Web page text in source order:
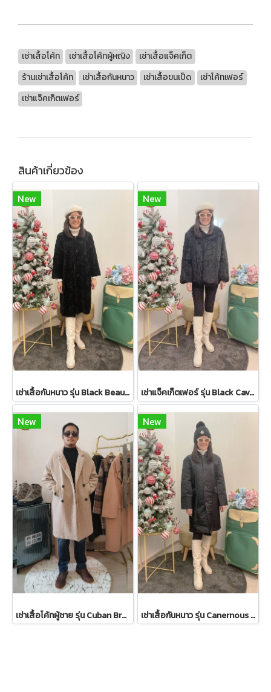
เช่าเสื้อโค้ท เช่าเสื้อโค้ทผู้หญิง
เช่าเสื้อแจ็คเก็ต
ร้านเช่าเสื้อโค้ท
เช่าเสื้อกันหนาว เช่าเสื้อขนเป็ด
เช่าโค้ทเฟอร์
เช่าแจ็คเก็ตเฟอร์
สินค้าเกี่ยวข้อง
New
เช่าเสื้อกันหนาว รุ่น Black Beauty Single Breasted Coat 2108GCL1544FABK1
New
เช่าแจ็คเก็ตเฟอร์ รุ่น Black Cavernous Fur Jacket 2111GCF1779FABK1
New
เช่าเสื้อโค้ทผู้ชาย รุ่น Cuban Brown Sand Double Breasted Coat 2107GCL1133FABR1
New
เช่าเสื้อกันหนาว รุ่น Canernous Black Single Breasted Coat 2109GCT1630FABK1